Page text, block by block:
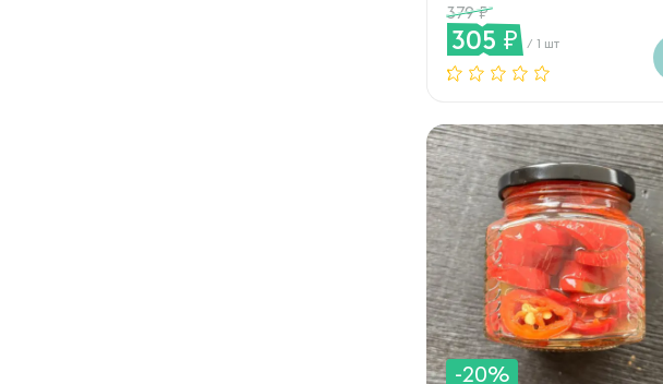
379
305 / 1 шт
-20%